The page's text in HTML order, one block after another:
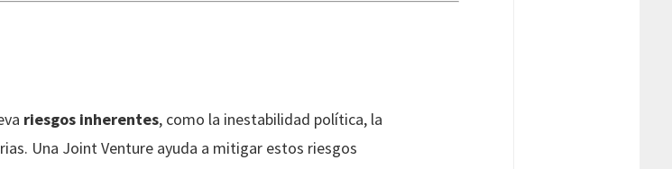
riesgos inherentes, como la inestabilidad política, la
Una Joint Venture ayuda a mitigar estos riesgos